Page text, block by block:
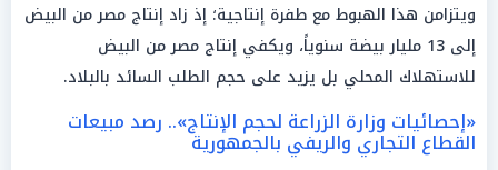
ويتزامن هذا الهبوط مع طفرة إنتاجية؛ إذ زاد إنتاج مصر من البيض
إلى 13 مليار بيضة سنوياً، ويكفي إنتاج مصر من البيض
للاستهلاك المحلي بل يزيد على حجم الطلب السائد بالبلاد.
«إحصائيات وزارة الزراعة لحجم الإنتاج».. رصد مبيعات
القطاع التجاري والريفي بالجمهورية